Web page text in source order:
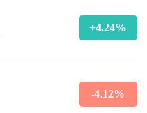
+4.24%
-4.12%